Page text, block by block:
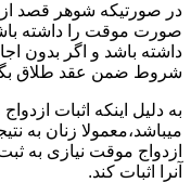
در صورتیکه شوهر قصد
صورت موقت را داشته
داشته باشد و اگر بدون
شروط ضمن عقد طلاق
به دلیل اینکه اثبات
میباشد،معمولا زنان به
ازدواج موقت نیازی به
آنرا اثبات کند.